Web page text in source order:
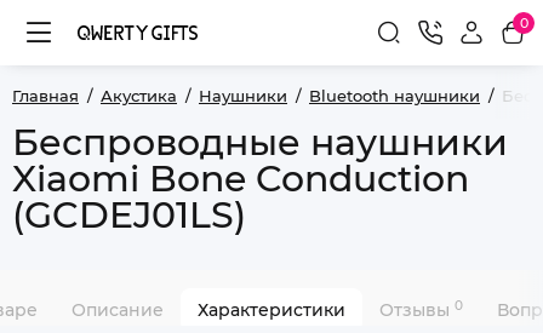
0
Главная Акустика Наушники Bluetooth наушники
Беспроводные наушники
Xiaomi Bone Conduction
(GCDEJ01LS)
Описание Характеристики Отзывы 0